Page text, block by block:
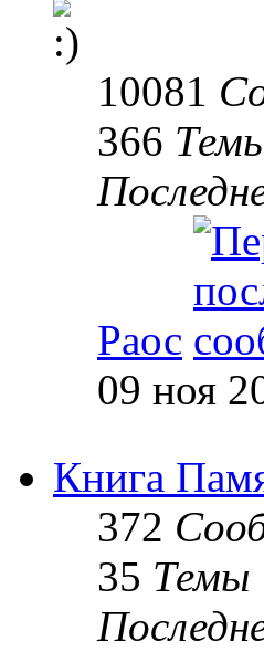
10081
366
Раос
09 ноя
Книга
372
35 Темы